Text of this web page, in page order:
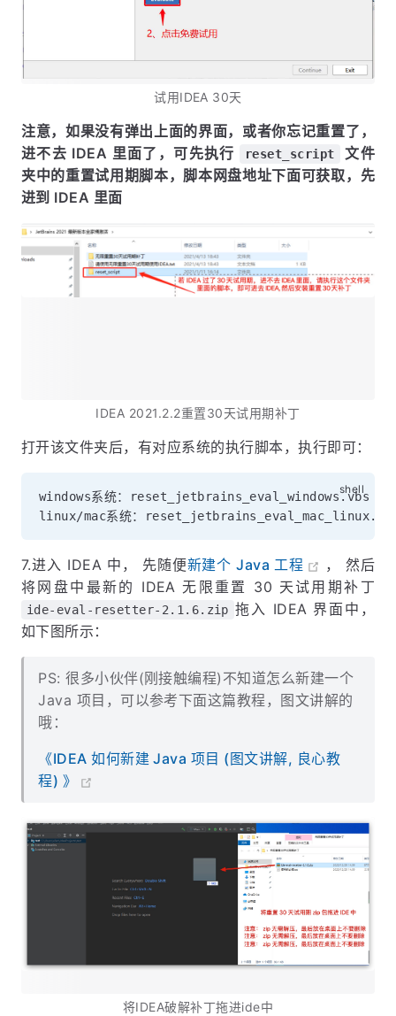
试用IDEA 30天
注意，如果没有弹出上面的界面，或者你忘记重置了，
进不去 IDEA 里面了，可先执行
reset_script
文件
夹中的重置试用期脚本，脚本网盘地址下面可获取，先
进到 IDEA 里面
IDEA 2021.2.2重置30天试用期补丁
打开该文件夹后，有对应系统的执行脚本，执行即可：
windows系统：reset_jetbrains_eval_windows.vbs
7.进入 IDEA 中， 先随便新建个 Java 工程
， 然后
将网盘中最新的 IDEA 无限重置 30 天试用期补丁
ide-eval-resetter-2.1.6.zip 拖入 IDEA 界面中，
如下图所示：
PS: 很多小伙伴(刚接触编程)不知道怎么新建一个
Java 项目，可以参考下面这篇教程，图文讲解的
哦：
《IDEA 如何新建 Java 项目 (图文讲解, 良心教
程) 》
将IDEA破解补丁拖进ide中